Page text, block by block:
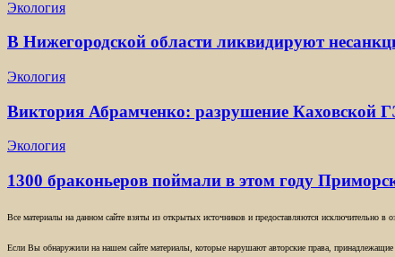
Экология
В Нижегородской области ликвидируют
Экология
Виктория Абрамченко: разрушение Каховской
Экология
1300 браконьеров поймали в этом году
Все материалы на данном сайте взяты из открытых источников и предоставляются исключительно в
Если Вы обнаружили на нашем сайте материалы, которые нарушают авторские права,